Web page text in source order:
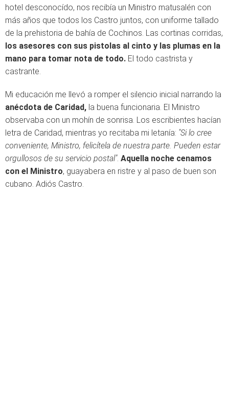
hotel desconocído, nos recibía un Ministro matusalén con
más años que todos los Castro juntos, con uniforme tallado
de la prehistoria de bahía de Cochinos. Las cortinas corridas,
los asesores con sus pistolas al cinto y las plumas en la
mano para tomar nota de todo. El todo castrista y
castrante.
Mi educación me llevó a romper el silencio inicial narrando la
anécdota de Caridad, la buena funcionaria. El Ministro
observaba con un mohín de sonrisa. Los escribientes hacían
letra de Caridad, mientras yo recitaba mi letanía: "Si lo cree
conveniente, Ministro, felicítela de nuestra parte. Pueden estar
orgullosos de su servicio postal". Aquella noche cenamos
con el Ministro, guayabera en ristre y al paso de buen son
cubano. Adiós Castro.